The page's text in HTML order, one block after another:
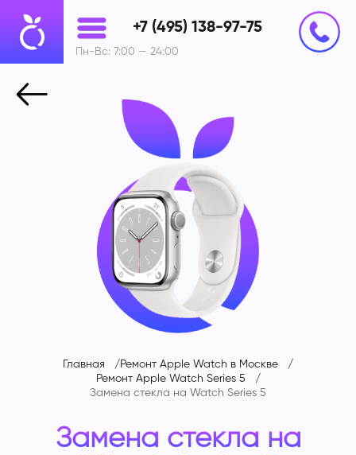
+7 (495) 138-97-75
Пн-Вс: 7:00 — 24:00
Главная
Ремонт Apple Watch в Москве
Ремонт Apple Watch Series 5
Замена стекла на Watch Series 5
Замена стекла на